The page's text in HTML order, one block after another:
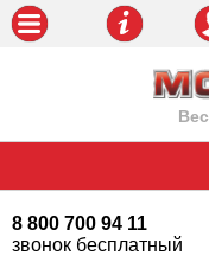
8 800 700 94 11
звонок бесплатный